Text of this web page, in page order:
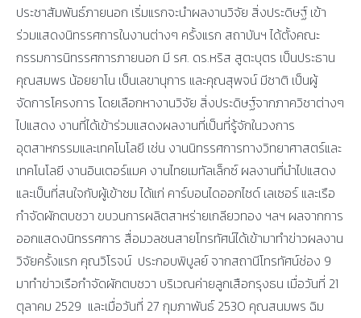
ประชาสัมพันธ์ภายนอก เริ่มแรกจะนำผลงานวิจัย สิ่งประดิษฐ์ เข้า
ร่วมแสดงนิทรรศการในงานต่างๆ ครั้งแรก สถาบันฯ ได้ตั้งคณะ
กรรมการนิทรรศการภายนอก มี รศ. ดร.หริส สูตะบุตร เป็นประธาน
คุณสมพร น้อยยาโน เป็นเลขานุการ และคุณสุพจน์ มีชาติ เป็นผู้
จัดการโครงการ โดยเลือกหางานวิจัย สิ่งประดิษฐ์จากภาควิชาต่างๆ
ไปแสดง งานที่ได้เข้าร่วมแสดงผลงานที่เป็นที่รู้จักในวงการ
อุตสาหกรรมและเทคโนโลยี เช่น งานนิทรรศการทางวิทยาศาสตร์และ
เทคโนโลยี งานอินเตอร์แมค งานไทยเมทัลเล็กซ์ ผลงานที่นำไปแสดง
และเป็นที่สนใจกับผู้เข้าชม ได้แก่ คาร์บอนไดออกไซด์ เลเซอร์ และเรือ
กำจัดผักตบชวา ขบวนการผลิตสาหร่ายเกลียวทอง ฯลฯ ผลจากการ
ออกแสดงนิทรรศการ สื่อมวลชนสายโทรทัศน์ได้เข้ามาทำข่าวผลงาน
วิจัยครั้งแรก คุณวิโรจน์ ประกอบพิบูลย์ จากสถานีโทรทัศน์ช่อง 9
มาทำข่าวเรือกำจัดผักตบชวา บริเวณค่ายลูกเสือกรุงธน เมื่อวันที่ 21
ตุลาคม 2529 และเมื่อวันที่ 27 กุมภาพันธ์ 2530 คุณสนมพร ฉิม